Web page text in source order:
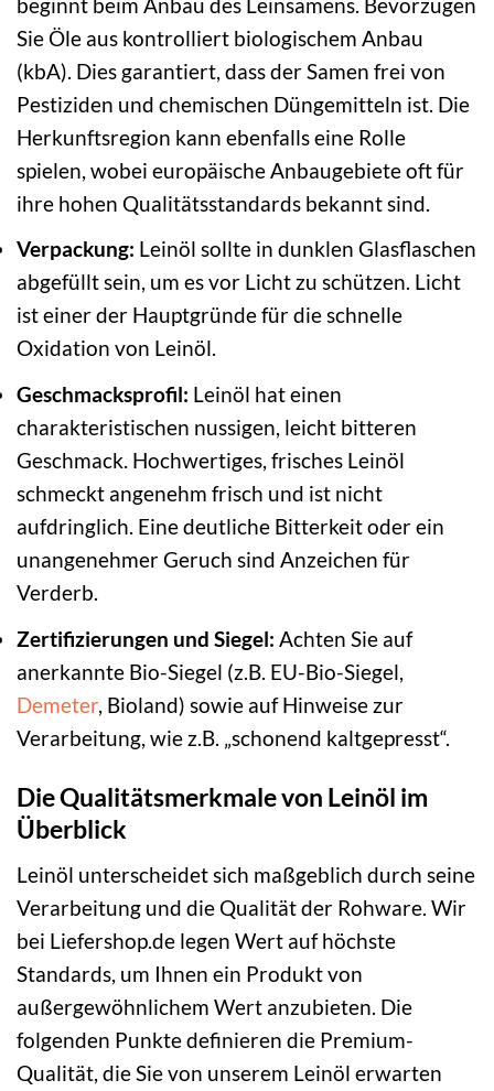
Sie Öle aus kontrolliert biologischem Anbau
(kbA). Dies garantiert, dass der Samen frei von
Pestiziden und chemischen Düngemitteln ist. Die
Herkunftsregion kann ebenfalls eine Rolle
spielen, wobei europäische Anbaugebiete oft für
ihre hohen Qualitätsstandards bekannt sind.
Verpackung: Leinöl sollte in dunklen Glasflaschen
abgefüllt sein, um es vor Licht zu schützen. Licht
ist einer der Hauptgründe für die schnelle
Oxidation von Leinöl.
Geschmacksprofil: Leinöl hat einen
charakteristischen nussigen, leicht bitteren
Geschmack. Hochwertiges, frisches Leinöl
schmeckt angenehm frisch und ist nicht
aufdringlich. Eine deutliche Bitterkeit oder ein
unangenehmer Geruch sind Anzeichen für
Verderb.
Zertifizierungen und Siegel: Achten Sie auf
anerkannte Bio-Siegel (z.B. EU-Bio-Siegel,
Demeter , Bioland) sowie auf Hinweise zur
Verarbeitung, wie z.B. „schonend kaltgepresst“.
Die Qualitätsmerkmale von Leinöl im
Überblick
Leinöl unterscheidet sich maßgeblich durch seine
Verarbeitung und die Qualität der Rohware. Wir
bei Liefershop.de legen Wert auf höchste
Standards, um Ihnen ein Produkt von
außergewöhnlichem Wert anzubieten. Die
folgenden Punkte definieren die Premium-
Qualität, die Sie von unserem Leinöl erwarten